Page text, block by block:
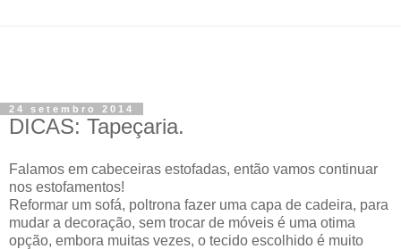
24 setembro 2014
DICAS: Tapeçaria.
Falamos em cabeceiras estofadas, então vamos continuar
nos estofamentos!
Reformar um sofá, poltrona fazer uma capa de cadeira, para
mudar a decoração, sem trocar de móveis é uma otima
opção, embora muitas vezes, o tecido escolhido é muito